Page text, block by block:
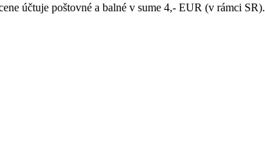
účtuje poštovné a balné v sume 4,- EUR (v rámci SR).